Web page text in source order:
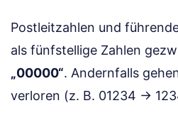
Postleitzahlen und
als fünfstellige Zahlen
„00000“. Andernfalls
verloren (z. B. 01234 →